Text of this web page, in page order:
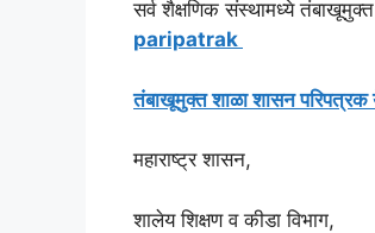
सर्व शैक्षणिक संस्थामध्ये तंबाखूमुक्त
paripatrak
तंबाखूमुक्त शाळा शासन
महाराष्ट्र शासन,
शालेय शिक्षण व कीडा विभाग,